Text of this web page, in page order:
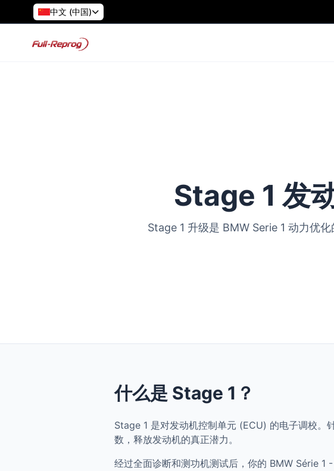
中文 (中国)
Stage 1 发
Stage 1 升级是 BMW Serie 1 动力优
什么是 Stage 1？
Stage 1 是对发动机控制单元 (ECU) 的电子调校
数，释放发动机的真正潜力。
经过全面诊断和测功机测试后，你的 BMW Série